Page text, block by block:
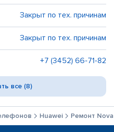
Закрыт по тех. причинам
Закрыт по тех. причинам
+7 (3452) 66-71-82
все (8)
Huawei Ремонт Nova